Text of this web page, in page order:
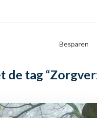
Besparen
de tag